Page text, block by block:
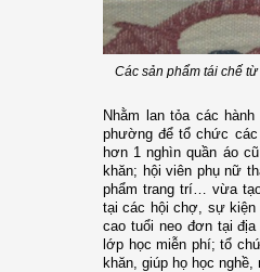
Các sản phẩm tái chế
Nhằm lan tỏa các
phường để tổ chức
hơn 1 nghìn quần áo
khăn; hội viên phụ nữ
phẩm trang trí… vừa
tại các hội chợ, sự kiện
cao tuổi neo đơn tại
lớp học miễn phí; tổ
khăn, giúp họ học